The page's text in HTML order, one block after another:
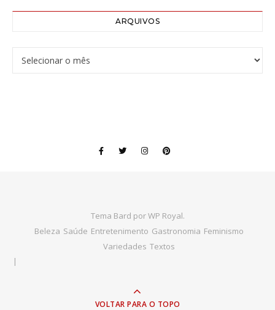
ARQUIVOS
Arquivos
Tema Bard porWP Royal.
Beleza Saúde Entretenimento Gastronomia Feminismo
Variedades Textos
VOLTAR PARA O TOPO